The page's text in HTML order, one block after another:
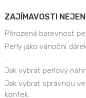
ZAJÍMAVOSTI
Přirozená barevnost
Perly jako vánoční
..
Jak vybrat perlový
Jak vybrat správnou
konfek..